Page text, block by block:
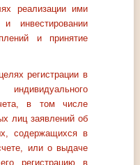
реализации ими
инвестировании
и принятие
регистрации в
в том числе
лиц заявлений об
содержащихся в
или о выдаче
регистрацию в